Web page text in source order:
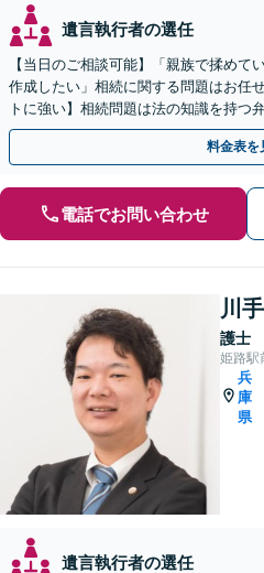
遺言執行者の選任
【当日のご相談可能】「親族で揉めて
作成したい」相続に関する問題はお任
トに強い】相続問題は法の知識を持つ
す。【完全個室で安心】終活のご準備
料金表を
電話でお問い合わせ
川
護士
姫路駅
兵
庫
県
遺言執行者の選任